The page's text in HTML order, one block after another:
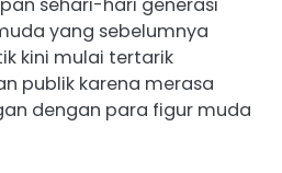
yang sebelumnya
kini mulai tertarik
publik karena merasa
dengan para figur muda